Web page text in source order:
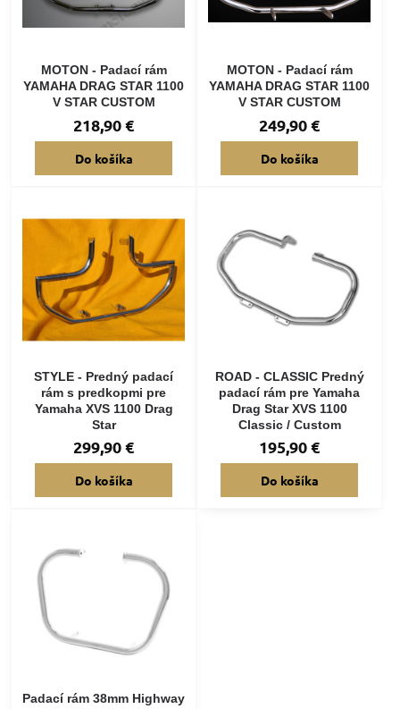
MOTON - Padací rám
YAMAHA DRAG STAR 1100
V STAR CUSTOM
218,90 €
Do košíka
MOTON - Padací rám
YAMAHA DRAG STAR 1100
V STAR CUSTOM
249,90 €
Do košíka
STYLE - Predný padací
rám s predkopmi pre
Yamaha XVS 1100 Drag
Star
299,90 €
Do košíka
ROAD - CLASSIC Predný
padací rám pre Yamaha
Drag Star XVS 1100
Classic / Custom
195,90 €
Do košíka
Padací rám 38mm Highway